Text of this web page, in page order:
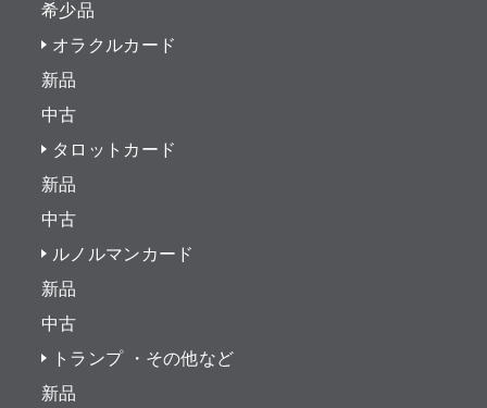
希少品
オラクルカード
新品
中古
タロットカード
新品
中古
ルノルマンカード
新品
中古
トランプ ・その他など
新品